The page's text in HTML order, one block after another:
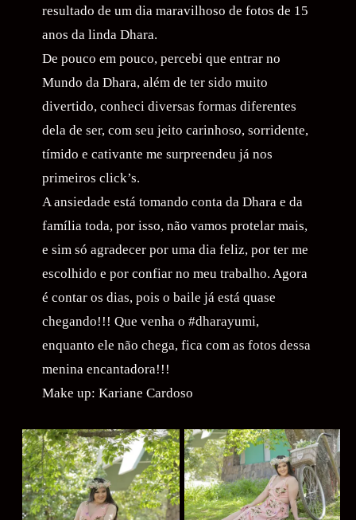
resultado de um dia maravilhoso de fotos de 15
anos da linda Dhara.
De pouco em pouco, percebi que entrar no
Mundo da Dhara, além de ter sido muito
divertido, conheci diversas formas diferentes
dela de ser, com seu jeito carinhoso, sorridente,
tímido e cativante me surpreendeu já nos
primeiros click’s.
A ansiedade está tomando conta da Dhara e da
família toda, por isso, não vamos protelar mais,
e sim só agradecer por uma dia feliz, por ter me
escolhido e por confiar no meu trabalho. Agora
é contar os dias, pois o baile já está quase
chegando!!! Que venha o #dharayumi,
enquanto ele não chega, fica com as fotos dessa
menina encantadora!!!
Make up: Kariane Cardoso